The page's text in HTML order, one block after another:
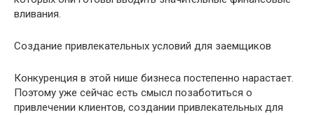
вливания.
Создание привлекательных условий для заемщиков
Конкуренция в этой нише бизнеса постепенно нарастает.
Поэтому уже сейчас есть смысл позаботиться о
привлечении клиентов, создании привлекательных для